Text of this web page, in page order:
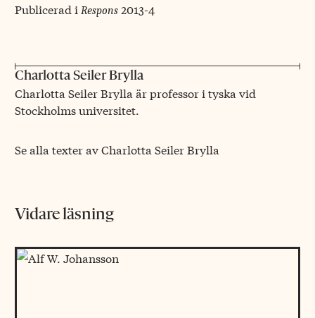
Publicerad i Respons 2013-4
Charlotta Seiler Brylla
Charlotta Seiler Brylla är professor i tyska vid
Stockholms universitet.
Se alla texter av Charlotta Seiler Brylla
Vidare läsning